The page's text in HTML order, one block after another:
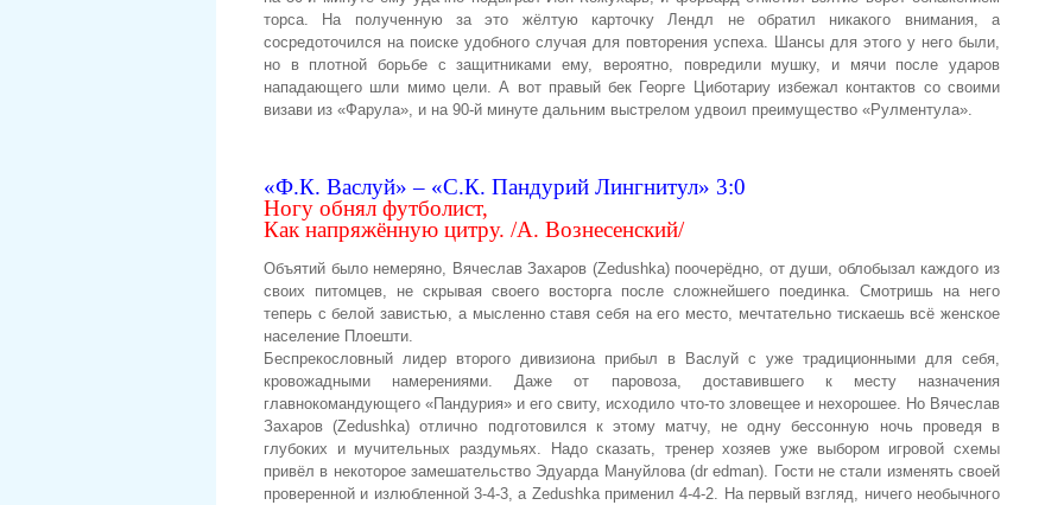
торса. На полученную за это жёлтую карточку Лендл не обратил никакого внимания, а
сосредоточился на поиске удобного случая для повторения успеха. Шансы для этого у него были,
но в плотной борьбе с защитниками ему, вероятно, повредили мушку, и мячи после ударов
нападающего шли мимо цели. А вот правый бек Георге Циботариу избежал контактов со своими
визави из «Фарула», и на 90-й минуте дальним выстрелом удвоил преимущество «Рулментула».
«Ф.К. Васлуй» – «С.К. Пандурий Лингнитул» 3:0
Ногу обнял футболист,
Как напряжённую цитру. /А. Вознесенский/
Объятий было немеряно, Вячеслав Захаров (Zedushka) поочерёдно, от души, облобызал каждого из
своих питомцев, не скрывая своего восторга после сложнейшего поединка. Смотришь на него
теперь с белой завистью, а мысленно ставя себя на его место, мечтательно тискаешь всё женское
население Плоешти.
Беспрекословный лидер второго дивизиона прибыл в Васлуй с уже традиционными для себя,
кровожадными намерениями. Даже от паровоза, доставившего к месту назначения
главнокомандующего «Пандурия» и его свиту, исходило что-то зловещее и нехорошее. Но Вячеслав
Захаров (Zedushka) отлично подготовился к этому матчу, не одну бессонную ночь проведя в
глубоких и мучительных раздумьях. Надо сказать, тренер хозяев уже выбором игровой схемы
привёл в некоторое замешательство Эдуарда Мануйлова (dr edman). Гости не стали изменять своей
проверенной и излюбленной 3-4-3, а Zedushka применил 4-4-2. На первый взгляд, ничего необычного